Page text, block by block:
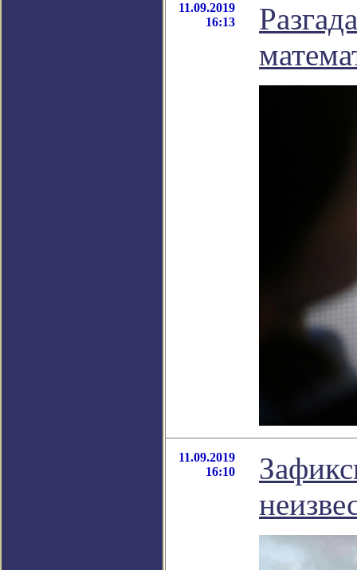
11.09.2019
16:13
11.09.2019
16:10